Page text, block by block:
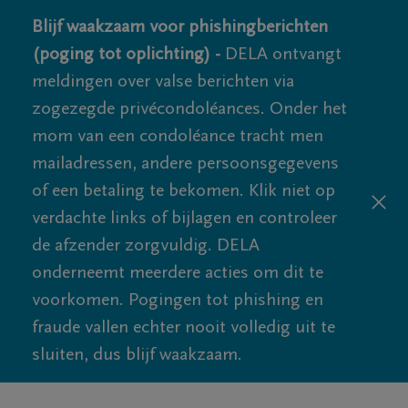
Blijf waakzaam voor phishingberichten
(poging tot oplichting) - DELA ontvangt
meldingen over valse berichten via
zogezegde privécondoléances. Onder het
mom van een condoléance tracht men
mailadressen, andere persoonsgegevens
of een betaling te bekomen. Klik niet op
verdachte links of bijlagen en controleer
de afzender zorgvuldig. DELA
onderneemt meerdere acties om dit te
voorkomen. Pogingen tot phishing en
fraude vallen echter nooit volledig uit te
sluiten, dus blijf waakzaam.